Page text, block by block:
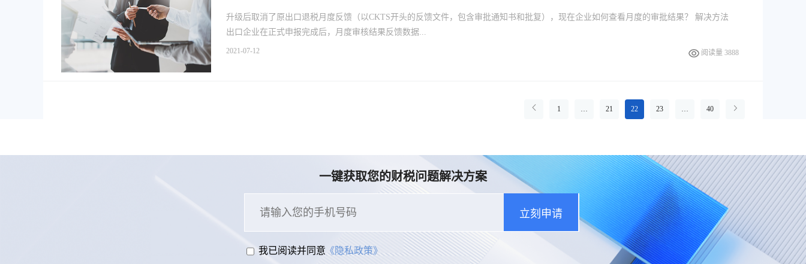
升级后取消了原出口退税月度反馈（以CKTS开头的反馈文件，包含审批通知书和批复），现在企业如何查看月度的审批结果？ 解决方法
出口企业在正式申报完成后，月度审核结果反馈数据...
2021-07-12 阅读量 3888
1 … 21 22 23 … 40
一键获取您的财税问题解决方案
立刻申请
我已阅读并同意《隐私政策》